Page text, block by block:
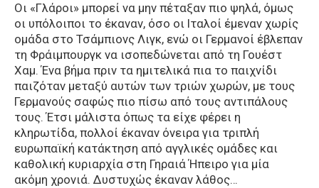
Οι «Γλάροι» μπορεί να μην πέταξαν πιο ψηλά, όμως
οι υπόλοιποι το έκαναν, όσο οι Ιταλοί έμεναν χωρίς
ομάδα στο Τσάμπιονς Λιγκ, ενώ οι Γερμανοί έβλεπαν
τη Φράιμπουργκ να ισοπεδώνεται από τη Γουέστ
Χαμ. Ένα βήμα πριν τα ημιτελικά πια το παιχνίδι
παιζόταν μεταξύ αυτών των τριών χωρών, με τους
Γερμανούς σαφώς πιο πίσω από τους αντιπάλους
τους. Έτσι μάλιστα όπως τα είχε φέρει η
κληρωτίδα, πολλοί έκαναν όνειρα για τριπλή
ευρωπαϊκή κατάκτηση από αγγλικές ομάδες και
καθολική κυριαρχία στη Γηραιά Ήπειρο για μία
ακόμη χρονιά. Δυστυχώς έκαναν λάθος…